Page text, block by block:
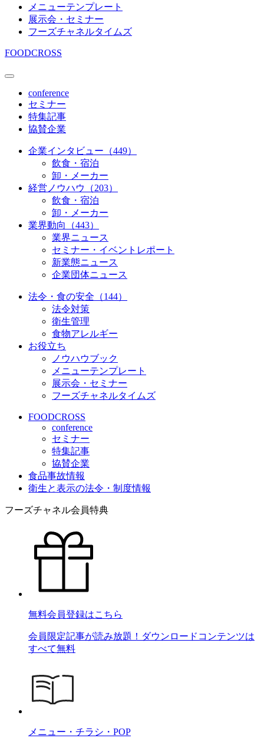
メニューテンプレート
展示会・セミナー
フーズチャネルタイムズ
FOODCROSS
conference
セミナー
特集記事
協賛企業
企業インタビュー（449）
飲食・宿泊
卸・メーカー
経営ノウハウ（203）
飲食・宿泊
卸・メーカー
業界動向（443）
業界ニュース
セミナー・イベントレポート
新業態ニュース
企業団体ニュース
法令・食の安全（144）
法令対策
衛生管理
食物アレルギー
お役立ち
ノウハウブック
メニューテンプレート
展示会・セミナー
フーズチャネルタイムズ
FOODCROSS
conference
セミナー
特集記事
協賛企業
食品事故情報
衛生と表示の法令・制度情報
フーズチャネル会員特典
無料会員登録はこちら
会員限定記事が読み放題！ダウンロードコンテンツは
すべて無料
メニュー・チラシ・POP